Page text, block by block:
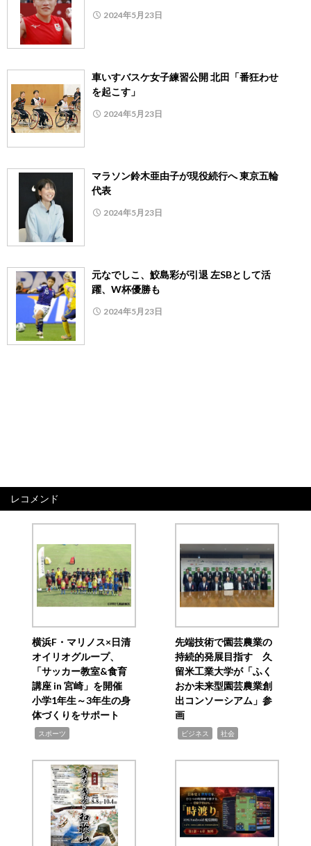
2024年5月23日
車いすバスケ女子練習公開 北田「番狂わせ
を起こす」
2024年5月23日
マラソン鈴木亜由子が現役続行へ 東京五輪
代表
2024年5月23日
元なでしこ、鮫島彩が引退 左SBとして活
躍、W杯優勝も
2024年5月23日
レコメンド
横浜F・マリノス×日清
オイリオグループ、
「サッカー教室&食育
講座 in 宮崎」を開催
小学1年生～3年生の身
体づくりをサポート
スポーツ
先端技術で園芸農業の
持続的発展目指す 久
留米工業大学が「ふく
おか未来型園芸農業創
出コンソーシアム」参
画
ビジネス 社会